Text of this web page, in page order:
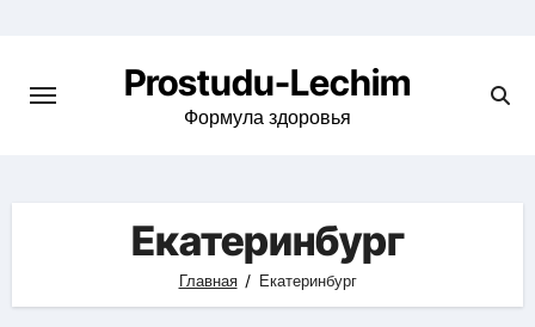
содержимому
Prostudu-Lechim
Формула здоровья
Екатеринбург
Главная Екатеринбург